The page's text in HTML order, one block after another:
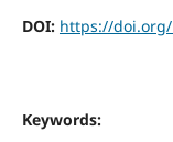
DOI: https://doi.org/
Keywords: